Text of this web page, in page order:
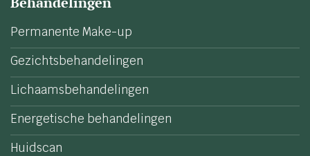
Permanente Make-up
Gezichtsbehandelingen
Lichaamsbehandelingen
Energetische behandelingen
Huidscan